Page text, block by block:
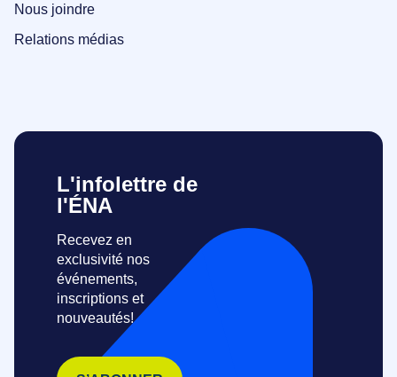
Nous joindre
Relations médias
L'infolettre de
l'ÉNA
Recevez en
exclusivité nos
événements,
inscriptions et
nouveautés!